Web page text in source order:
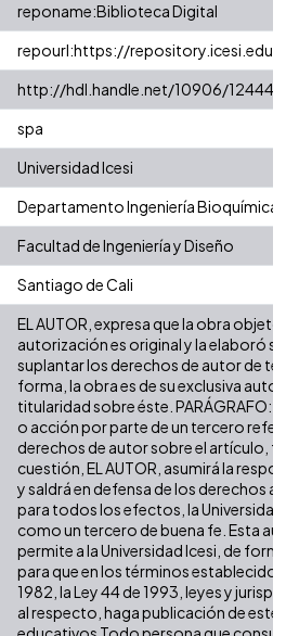
reponame:Biblioteca Digital
repourl:https://
http://hdl.handle.net/10906/124448
spa
Universidad Icesi
Departamento Ingeniería Bioquímica
Facultad de Ingeniería y Diseño
Santiago de Cali
EL AUTOR, expresa que la obra
autorización es original y la elaboró
suplantar los derechos de autor de
forma, la obra es de su exclusiva
titularidad sobre éste. PARÁGRAFO:
o acción por parte de un tercero
derechos de autor sobre el artículo,
cuestión, EL AUTOR, asumirá la
y saldrá en defensa de los derechos
para todos los efectos, la Universidad
como un tercero de buena fe. Esta
permite a la Universidad Icesi, de
para que en los términos establecidos
1982, la Ley 44 de 1993, leyes y
al respecto, haga publicación de este